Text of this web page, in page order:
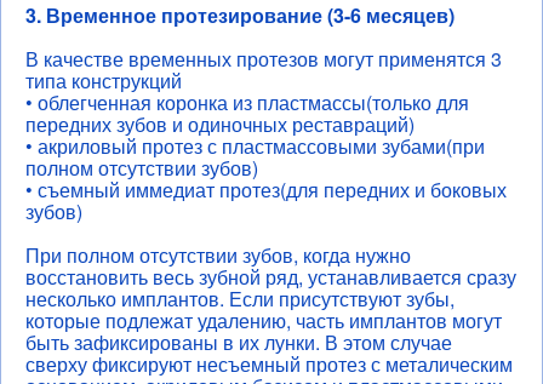
3. Временное протезирование (3-6 месяцев)
В качестве временных протезов могут применятся 3
типа конструкций
• облегченная коронка из пластмассы(только для
передних зубов и одиночных реставраций)
• акриловый протез с пластмассовыми зубами(при
полном отсутствии зубов)
• съемный иммедиат протез(для передних и боковых
зубов)
При полном отсутствии зубов, когда нужно
восстановить весь зубной ряд, устанавливается сразу
несколько имплантов. Если присутствуют зубы,
которые подлежат удалению, часть имплантов могут
быть зафиксированы в их лунки. В этом случае
сверху фиксируют несъемный протез с металическим